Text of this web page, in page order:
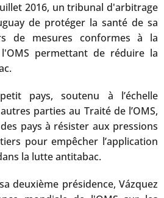
2016, un tribunal d'arbitrage
de protéger la santé de sa
de mesures conformes à la
l'OMS permettant de réduire la
pays, soutenu à l’échelle
parties au Traité de l’OMS,
pays à résister aux pressions
pour empêcher l’application
la lutte antitabac.
deuxième présidence, Vázquez